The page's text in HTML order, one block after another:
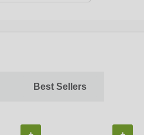
Best Sellers